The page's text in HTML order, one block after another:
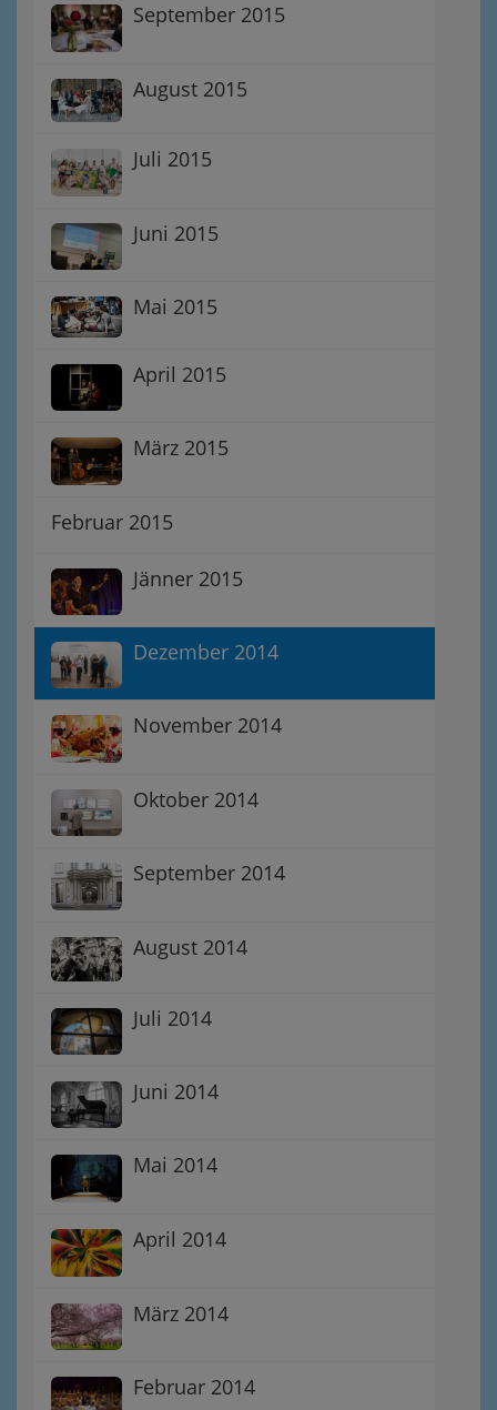
September 2015
August 2015
Juli 2015
Juni 2015
Mai 2015
April 2015
März 2015
Februar 2015
Jänner 2015
Dezember 2014
November 2014
Oktober 2014
September 2014
August 2014
Juli 2014
Juni 2014
Mai 2014
April 2014
März 2014
Februar 2014